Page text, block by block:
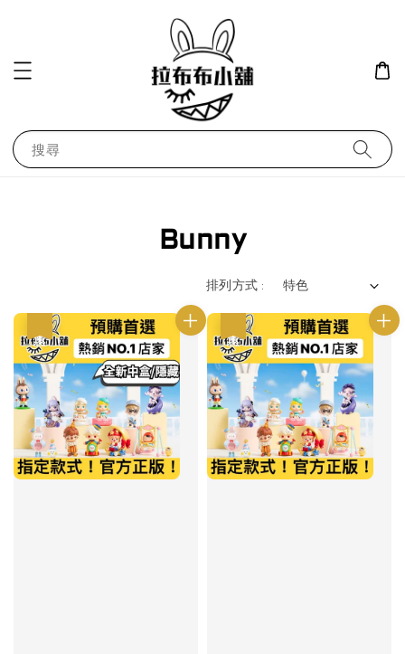
搜尋
Bunny
排列方式 :